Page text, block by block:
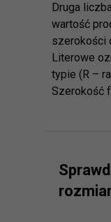
Druga
wartość
szerokości
Literowe
typie (R –
Szerokość